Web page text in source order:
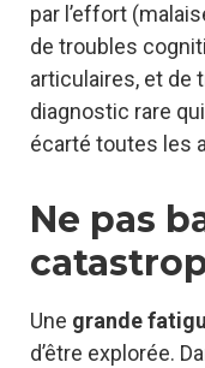
par l’effort
de troubles
articulaires, et de
diagnostic rare
écarté toutes les
Ne pas
Une grande
d’être explorée.